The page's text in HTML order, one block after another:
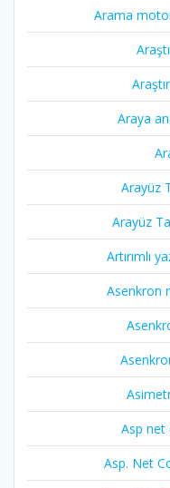
Arama
Araya
Arayüz
Arayüz
Artırımlı
Asenkron
Asp net
Asp. Net